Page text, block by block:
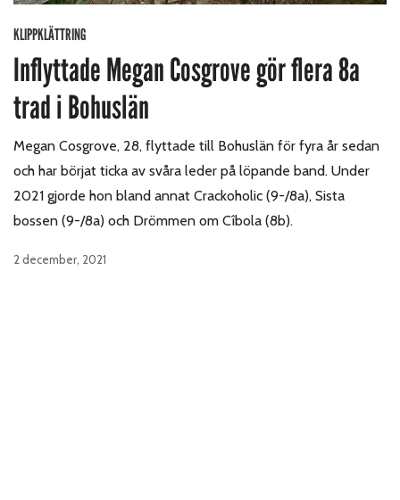
KLIPPKLÄTTRING
Inflyttade Megan Cosgrove gör flera 8a
trad i Bohuslän
Megan Cosgrove, 28, flyttade till Bohuslän för fyra år sedan
och har börjat ticka av svåra leder på löpande band. Under
2021 gjorde hon bland annat Crackoholic (9-/8a), Sista
bossen (9-/8a) och Drömmen om Cîbola (8b).
2 december, 2021